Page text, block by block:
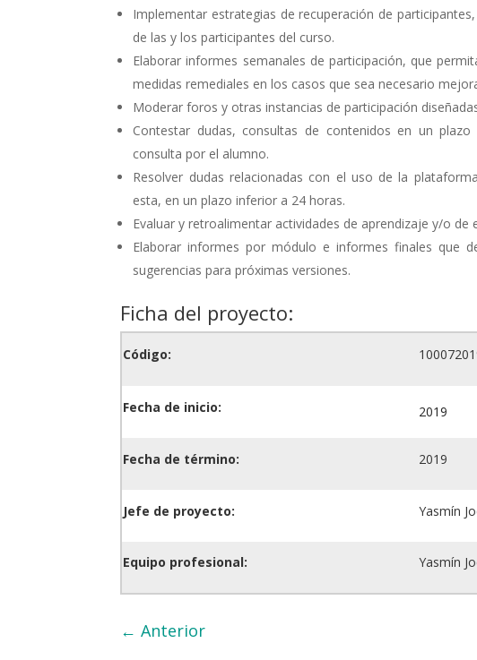
Implementar estrategias de recuperación de
de las y los participantes del curso.
Elaborar informes semanales de participación, que
medidas remediales en los casos que sea necesario
Moderar foros y otras instancias de participación
Contestar dudas, consultas de contenidos en un
consulta por el alumno.
Resolver dudas relacionadas con el uso de la
esta, en un plazo inferior a 24 horas.
Evaluar y retroalimentar actividades de aprendizaje y/o de
Elaborar informes por módulo e informes finales que
sugerencias para próximas versiones.
Ficha del proyecto:
Código:
Fecha de inicio: 2019
Fecha de término: 2019
Jefe de proyecto: Yasmín
Equipo profesional: Yasmín
←Anterior